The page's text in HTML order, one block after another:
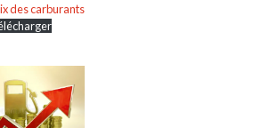
des carburants